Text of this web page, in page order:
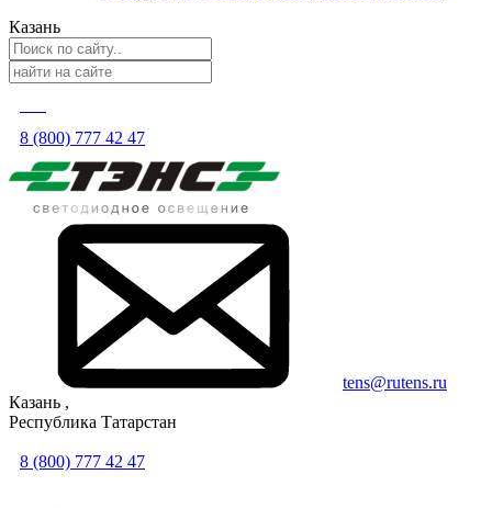
Казань
8 (800) 777 42 47
tens@rutens.ru
Казань ,
Республика Татарстан
8 (800) 777 42 47